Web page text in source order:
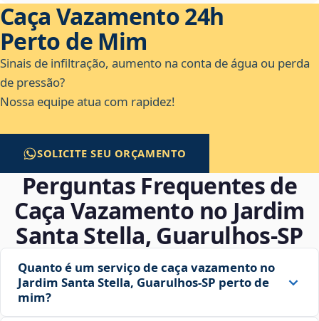
Caça Vazamento 24h
Perto de Mim
Sinais de infiltração, aumento na conta de água ou perda
de pressão?
Nossa equipe atua com rapidez!
SOLICITE SEU ORÇAMENTO
Perguntas Frequentes de
Caça Vazamento no Jardim
Santa Stella, Guarulhos‑SP
Quanto é um serviço de caça vazamento no
Jardim Santa Stella, Guarulhos‑SP perto de
mim?